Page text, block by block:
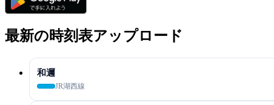
最新の時刻表アップロード
和邇
JR湖西線